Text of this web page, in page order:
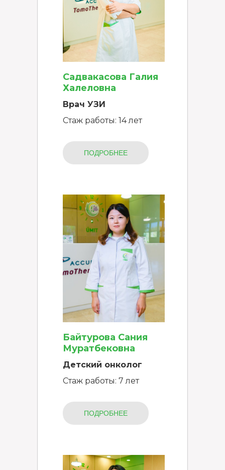
Садвакасова Галия
Халеловна
Врач УЗИ
Стаж работы: 14 лет
ПОДРОБНЕЕ
Байтурова Сания
Муратбековна
Детский онколог
Стаж работы: 7 лет
ПОДРОБНЕЕ